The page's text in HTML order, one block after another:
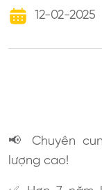
12-02-2025
📢 Chuyên
lượng cao!